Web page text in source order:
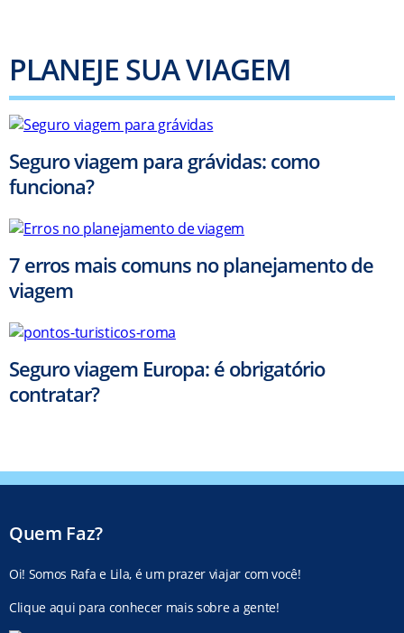
PLANEJE SUA VIAGEM
Seguro viagem para grávidas: como
funciona?
7 erros mais comuns no planejamento de
viagem
Seguro viagem Europa: é obrigatório
contratar?
Quem Faz?
Oi! Somos Rafa e Lila, é um prazer viajar com você!
Clique aqui para conhecer mais sobre a gente!